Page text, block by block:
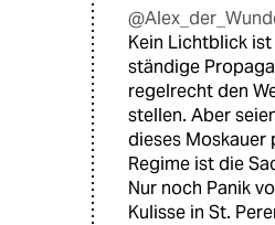
Kein Lichtblick
ständige
regelrecht den
stellen. Aber
dieses Moskauer
Regime ist die
Nur noch Panik
Kulisse in St.